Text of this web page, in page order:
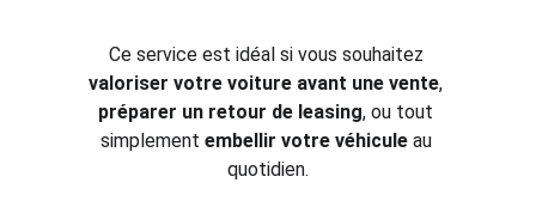
Ce service est idéal si vous souhaitez
valoriser votre voiture avant une vente,
préparer un retour de leasing, ou tout
simplement embellir votre véhicule au
quotidien.